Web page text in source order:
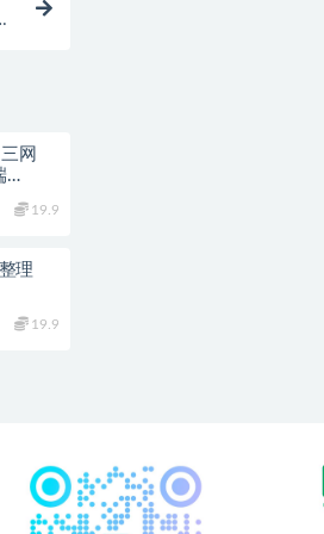
网
教程
19.9
理
19.9